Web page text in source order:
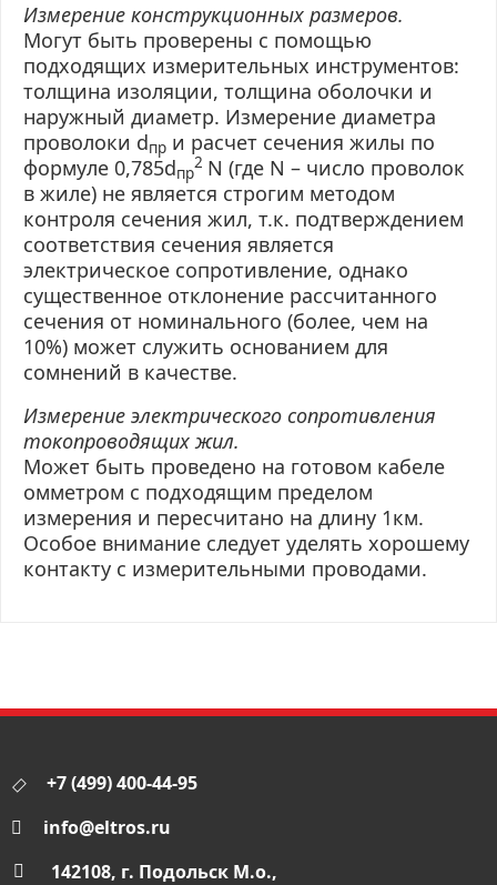
Измерение конструкционных размеров.
Могут быть проверены с помощью
подходящих измерительных инструментов:
толщина изоляции, толщина оболочки и
наружный диаметр. Измерение диаметра
проволоки dпр и расчет сечения жилы по
формуле 0,785dпр
2 N (где N – число проволок
в жиле) не является строгим методом
контроля сечения жил, т.к. подтверждением
соответствия сечения является
электрическое сопротивление, однако
существенное отклонение рассчитанного
сечения от номинального (более, чем на
10%) может служить основанием для
сомнений в качестве.
Измерение электрического сопротивления
токопроводящих жил.
Может быть проведено на готовом кабеле
омметром с подходящим пределом
измерения и пересчитано на длину 1км.
Особое внимание следует уделять хорошему
контакту с измерительными проводами.
+7 (499) 400-44-95
info@eltros.ru
142108, г. Подольск М.о.,